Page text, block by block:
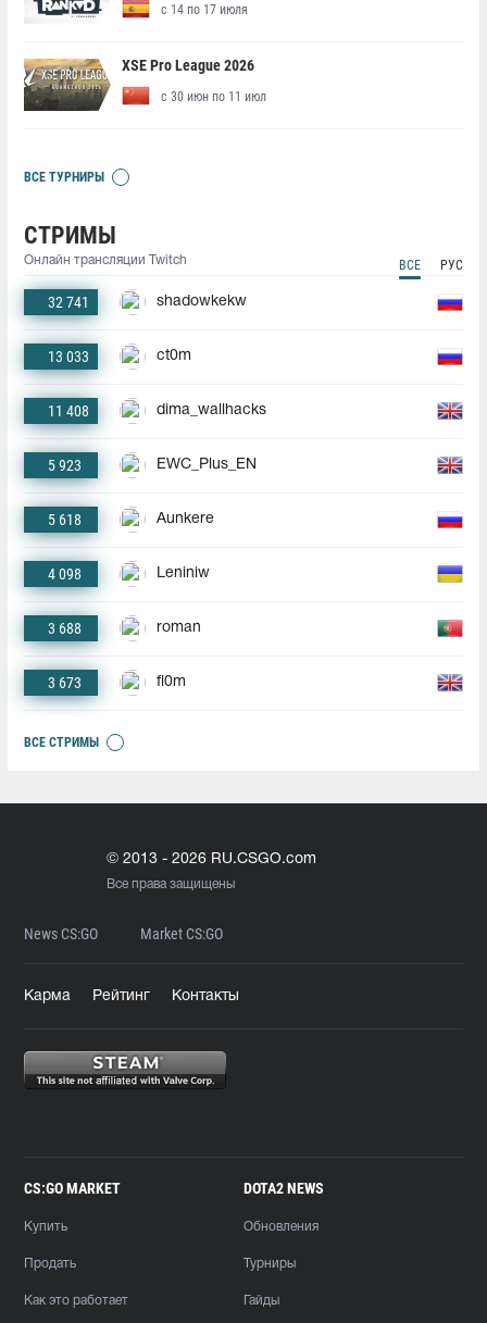
с 14 по 17 июля
XSE Pro League 2026
с 30 июн по 11 июл
ВСЕ ТУРНИРЫ
СТРИМЫ
Онлайн трансляции Twitch ВСЕ РУС
32 741 shadowkekw
13 033 ct0m
11 408 dima_wallhacks
5 923 EWC_Plus_EN
5 618 Aunkere
4 098 Leniniw
3 688 roman
3 673 fl0m
ВСЕ СТРИМЫ
© 2013 - 2026 RU.CSGO.com
Все права защищены
News CS:GO Market CS:GO
Карма Рейтинг Контакты
CS:GO MARKET
Купить
Продать
Как это работает
DOTA2 NEWS
Обновления
Турниры
Гайды